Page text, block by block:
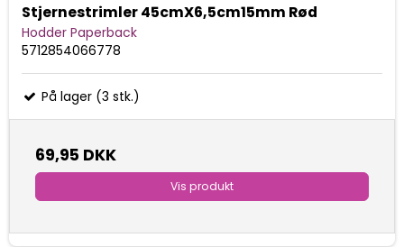
Stjernestrimler 45cmX6,5cm15mm Rød
Hodder Paperback
5712854066778
På lager (3 stk.)
69,95 DKK
Vis produkt